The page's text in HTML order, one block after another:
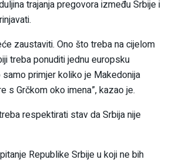
trajanja pregovora između Srbije i
zaustaviti. Ono što treba na cijelom
treba ponuditi jednu europsku
primjer koliko je Makedonija
s Grčkom oko imena”, kazao je.
respektirati stav da Srbija nije
Republike Srbije u koji ne bih